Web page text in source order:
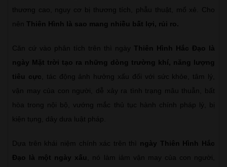
thương cao, nguy cơ bị thương tích, phẫu thuật, mổ xẻ. Cho
nên Thiên Hình là sao mang nhiều bất lợi, rủi ro.
Căn cứ vào phân tích trên thì ngày Thiên Hình Hắc Đạo là
ngày Mặt trời tạo ra những dòng trường khí, năng lượng
tiêu cực , tác động ảnh hưởng xấu đối với sức khỏe, tâm lý,
vận may của con người, dễ xảy ra tình trạng mâu thuẫn, bất
hòa trong nội bộ, vướng mắc thủ tục hành chính pháp lý, bị
kiện tụng, dây dưa luật pháp.
Dựa trên khái niệm chính xác trên thì ngày Thiên Hình Hắc
Đạo là một ngày xấu
, nó làm iảm vận may của con người,